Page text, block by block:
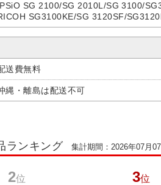
SG 2100/SG 2010L/SG 3100/
SG3100KE/SG 3120SF/
送費無料
縄・離島は配送不可
ランキング 集計期間：2026年07月
2位 3位